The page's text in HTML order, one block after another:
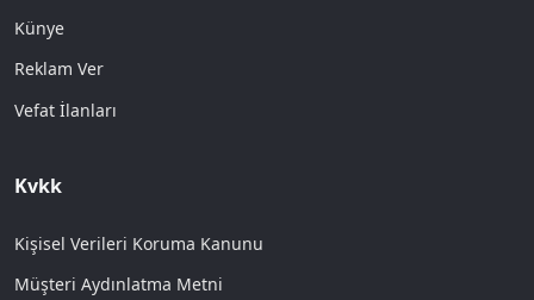
Künye
Reklam Ver
Vefat İlanları
Kvkk
Kişisel Verileri Koruma Kanunu
Müşteri Aydınlatma Metni